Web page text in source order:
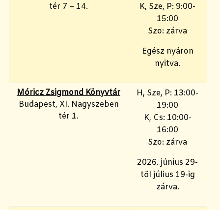
tér 7 – 14.
K, Sze, P: 9:00-
15:00
Szo: zárva
Egész nyáron
nyitva.
Móricz Zsigmond Könyvtár
Budapest, XI. Nagyszeben
tér 1.
H, Sze, P: 13:00-
19:00
K, Cs: 10:00-
16:00
Szo: zárva
2026. június 29-
től július 19-ig
zárva.